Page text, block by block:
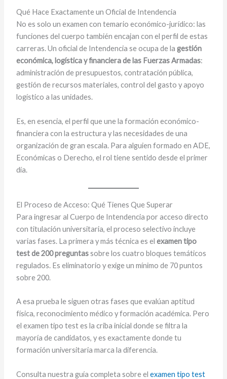
Qué Hace Exactamente un Oficial de Intendencia
No es solo un examen con temario económico-jurídico: las
funciones del cuerpo también encajan con el perfil de estas
carreras. Un oficial de Intendencia se ocupa de la gestión
económica, logística y financiera de las Fuerzas Armadas:
administración de presupuestos, contratación pública,
gestión de recursos materiales, control del gasto y apoyo
logístico a las unidades.
Es, en esencia, el perfil que une la formación económico-
financiera con la estructura y las necesidades de una
organización de gran escala. Para alguien formado en ADE,
Económicas o Derecho, el rol tiene sentido desde el primer
día.
El Proceso de Acceso: Qué Tienes Que Superar
Para ingresar al Cuerpo de Intendencia por acceso directo
con titulación universitaria, el proceso selectivo incluye
varias fases. La primera y más técnica es el examen tipo
test de 200 preguntassobre los cuatro bloques temáticos
regulados. Es eliminatorio y exige un mínimo de 70 puntos
sobre 200.
A esa prueba le siguen otras fases que evalúan aptitud
física, reconocimiento médico y formación académica. Pero
el examen tipo test es la criba inicial donde se filtra la
mayoría de candidatos, y es exactamente donde tu
formación universitaria marca la diferencia.
Consulta nuestra guía completa sobre el examen tipo test